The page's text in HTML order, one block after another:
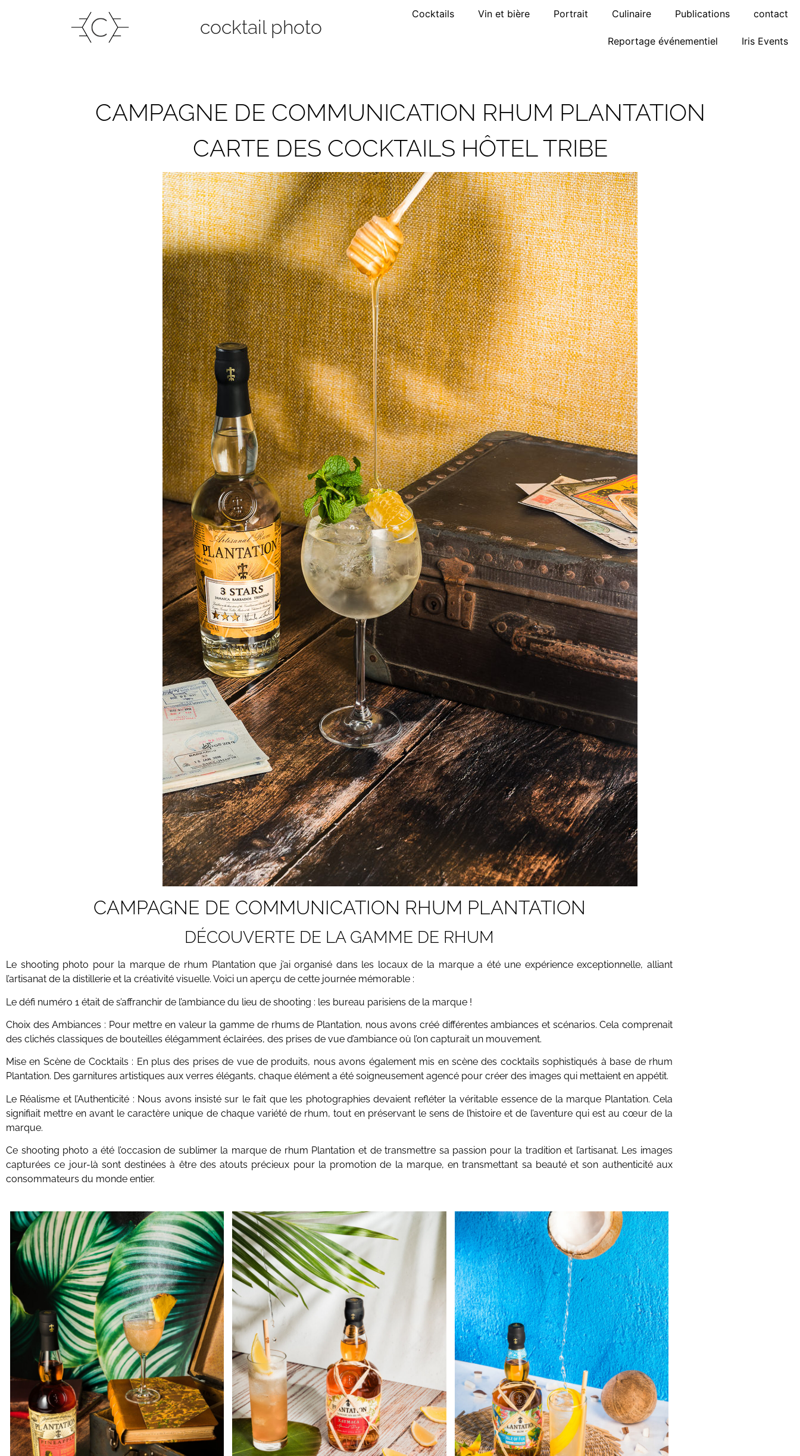
cocktail photo
Cocktails Vin et bière Portrait Culinaire Publications contact
Reportage événementiel Iris Events
CAMPAGNE DE COMMUNICATION RHUM PLANTATION
CARTE DES COCKTAILS HÔTEL TRIBE
CAMPAGNE DE COMMUNICATION RHUM PLANTATION
DÉCOUVERTE DE LA GAMME DE RHUM
Le shooting photo pour la marque de rhum Plantationque j’ai organisé dans les locaux de la marque a été une expérience exceptionnelle, alliant
l’artisanat de la distillerie et la créativité visuelle. Voici un aperçu de cette journée mémorable :
Le défi numéro 1 était de s’affranchir de l’ambiance du lieu de shooting : les bureau parisiens de la marque !
Choix des Ambiances : Pour mettre en valeur la gamme de rhums de Plantation, nous avons créé différentes ambiances et scénarios. Cela comprenait
des clichés classiques de bouteilles élégamment éclairées, des prises de vue d’ambiance où l’on capturait un mouvement.
Mise en Scène de Cocktails : En plus des prises de vue de produits, nous avons également mis en scène des cocktails sophistiqués à base de rhum
Plantation. Des garnitures artistiques aux verres élégants, chaque élément a été soigneusement agencé pour créer des images qui mettaient en appétit.
Le Réalisme et l’Authenticité : Nous avons insisté sur le fait que les photographies devaient refléter la véritable essence de la marque Plantation. Cela
signifiait mettre en avant le caractère unique de chaque variété de rhum, tout en préservant le sens de l’histoire et de l’aventure qui est au cœur de la
marque.
Ce shooting photo a été l’occasion de sublimer la marque de rhum Plantation et de transmettre sa passion pour la tradition et l’artisanat. Les images
capturées ce jour-là sont destinées à être des atouts précieux pour la promotion de la marque, en transmettant sa beauté et son authenticité aux
consommateurs du monde entier.